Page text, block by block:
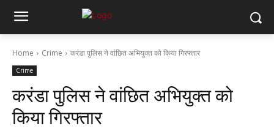
Home Crime करंडा पुलिस ने वांछित अभियुक्त को किया गिरफ्तार
Crime
करंडा पुलिस ने वांछित अभियुक्त को
किया गिरफ्तार